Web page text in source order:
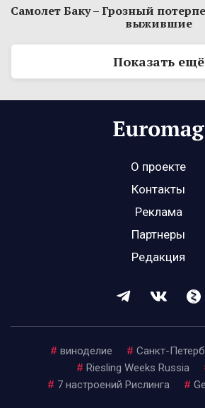
Самолет Баку – Грозный
выжившие
Показать ещё
О проекте
Контакты
Реклама
Партнеры
Редакция
# виноделие # Санкт-
# Riesling Weeks Russia
# 7 настроений Рислинга #